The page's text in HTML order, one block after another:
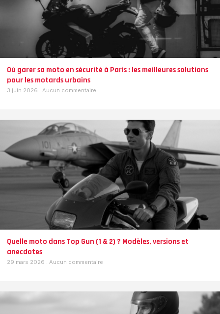
Où garer sa moto en sécurité à Paris : les meilleures solutions
pour les motards urbains
3 juin 2026 Aucun commentaire
Quelle moto dans Top Gun (1 & 2) ? Modèles, versions et
anecdotes
29 mars 2026 Aucun commentaire